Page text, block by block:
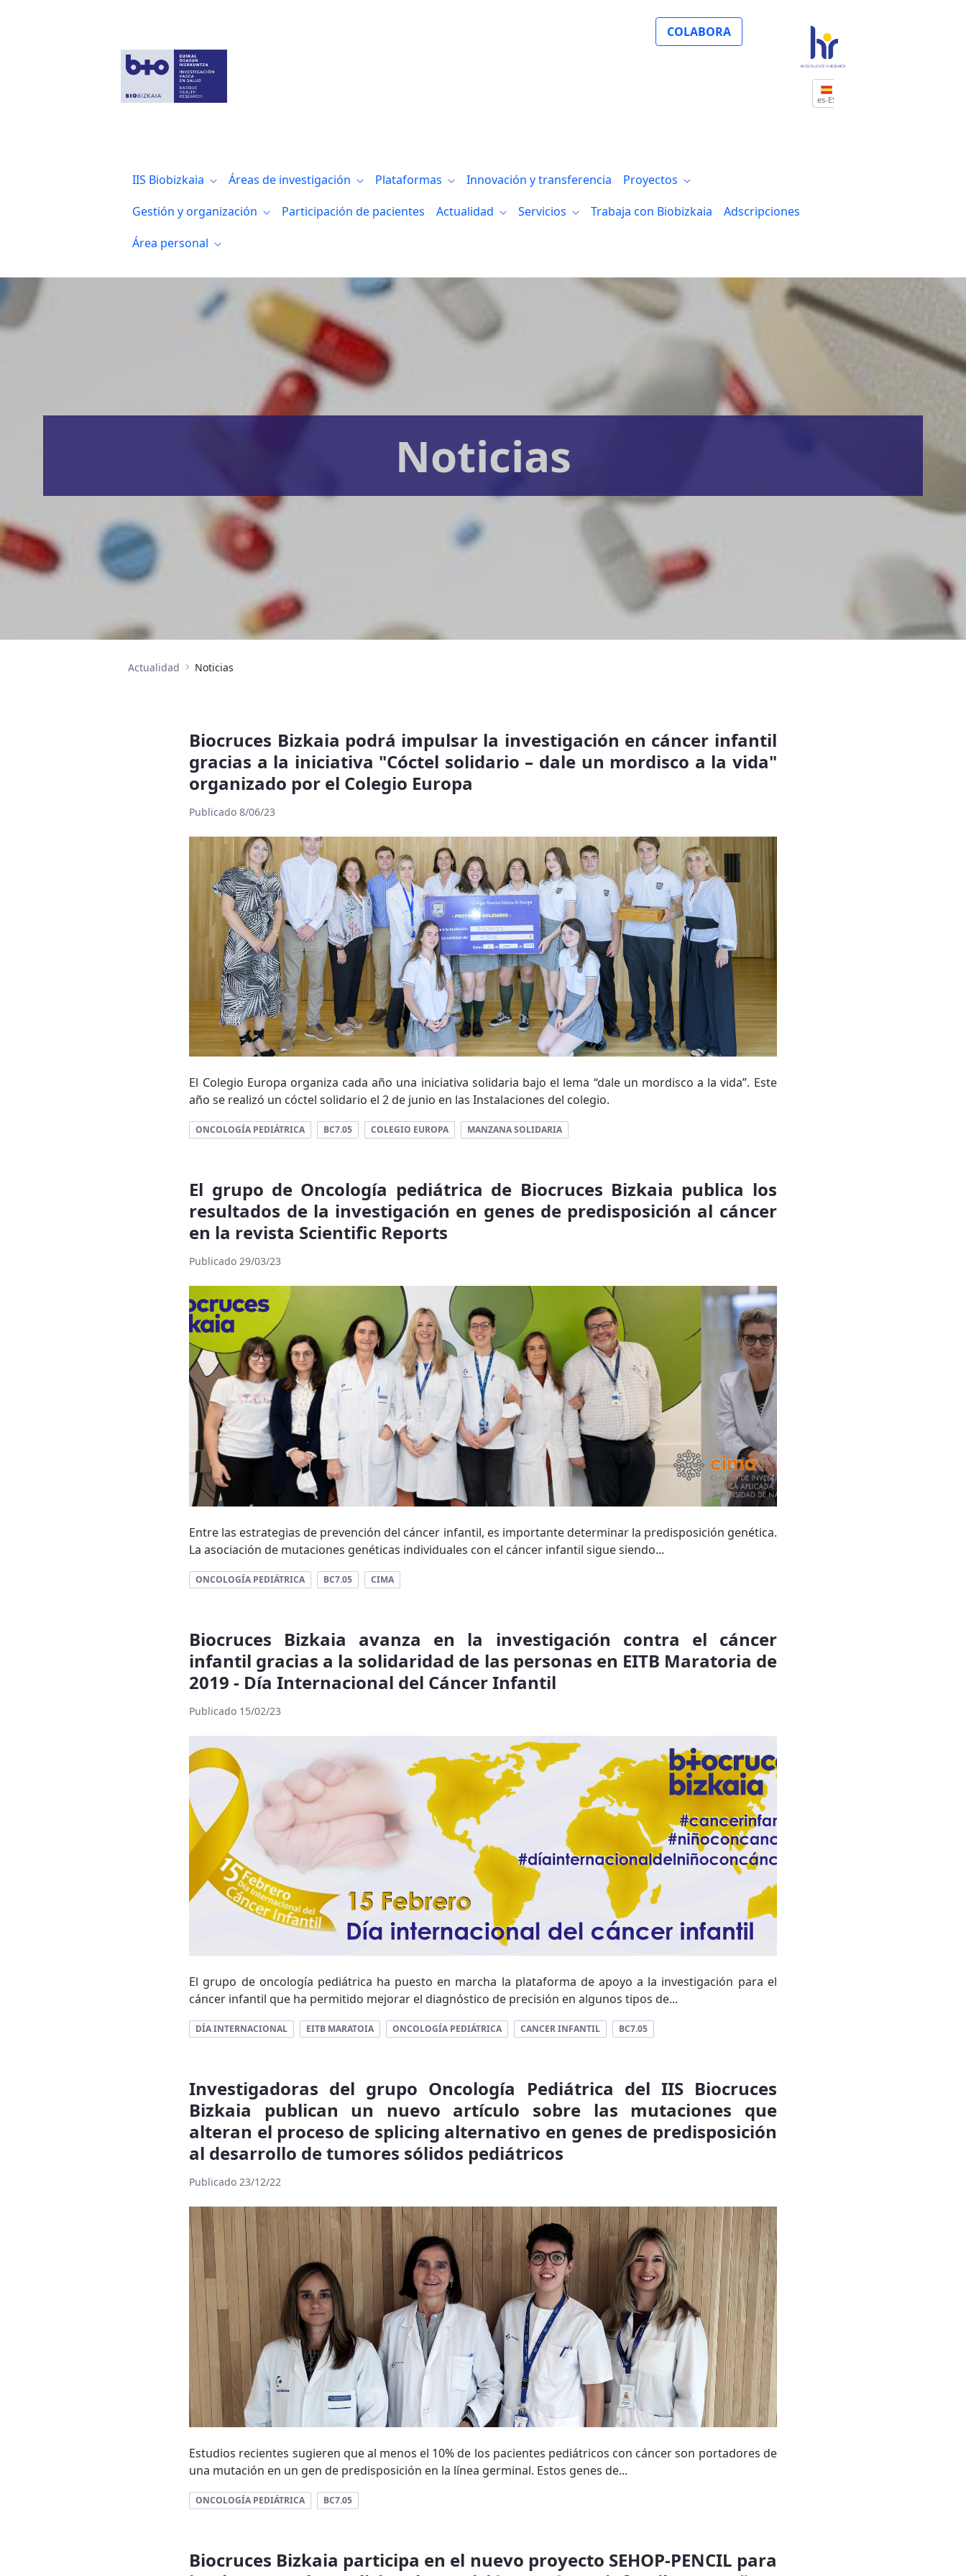
COLABORA
es-ES
IIS Biobizkaia Áreas de investigación Plataformas Innovación y transferencia
Proyectos
Gestión y organización
Participación de pacientes Actualidad Servicios Trabaja con Biobizkaia
Adscripciones
Área personal
Noticias
Actualidad Noticias
Biocruces Bizkaia podrá impulsar la investigación en cáncer infantil
gracias a la iniciativa "Cóctel solidario – dale un mordisco a la vida"
organizado por el Colegio Europa
Publicado 8/06/23
El Colegio Europa organiza cada año una iniciativa solidaria bajo el lema “dale un mordisco a la vida”. Este
año se realizó un cóctel solidario el 2 de junio en las Instalaciones del colegio.
ONCOLOGÍA PEDIÁTRICA BC7.05 COLEGIO EUROPA MANZANA SOLIDARIA
El grupo de Oncología pediátrica de Biocruces Bizkaia publica los
resultados de la investigación en genes de predisposición al cáncer
en la revista Scientific Reports
Publicado 29/03/23
Entre las estrategias de prevención del cáncer infantil, es importante determinar la predisposición genética.
La asociación de mutaciones genéticas individuales con el cáncer infantil sigue siendo...
ONCOLOGÍA PEDIÁTRICA BC7.05 CIMA
Biocruces Bizkaia avanza en la investigación contra el cáncer
infantil gracias a la solidaridad de las personas en EITB Maratoria de
2019 - Día Internacional del Cáncer Infantil
Publicado 15/02/23
El grupo de oncología pediátrica ha puesto en marcha la plataforma de apoyo a la investigación para el
cáncer infantil que ha permitido mejorar el diagnóstico de precisión en algunos tipos de...
DÍA INTERNACIONAL EITB MARATOIA ONCOLOGÍA PEDIÁTRICA CANCER INFANTIL BC7.05
Investigadoras del grupo Oncología Pediátrica del IIS Biocruces
Bizkaia publican un nuevo artículo sobre las mutaciones que
alteran el proceso de splicing alternativo en genes de predisposición
al desarrollo de tumores sólidos pediátricos
Publicado 23/12/22
Estudios recientes sugieren que al menos el 10% de los pacientes pediátricos con cáncer son portadores de
una mutación en un gen de predisposición en la línea germinal. Estos genes de...
ONCOLOGÍA PEDIÁTRICA BC7.05
Biocruces Bizkaia participa en el nuevo proyecto SEHOP-PENCIL para